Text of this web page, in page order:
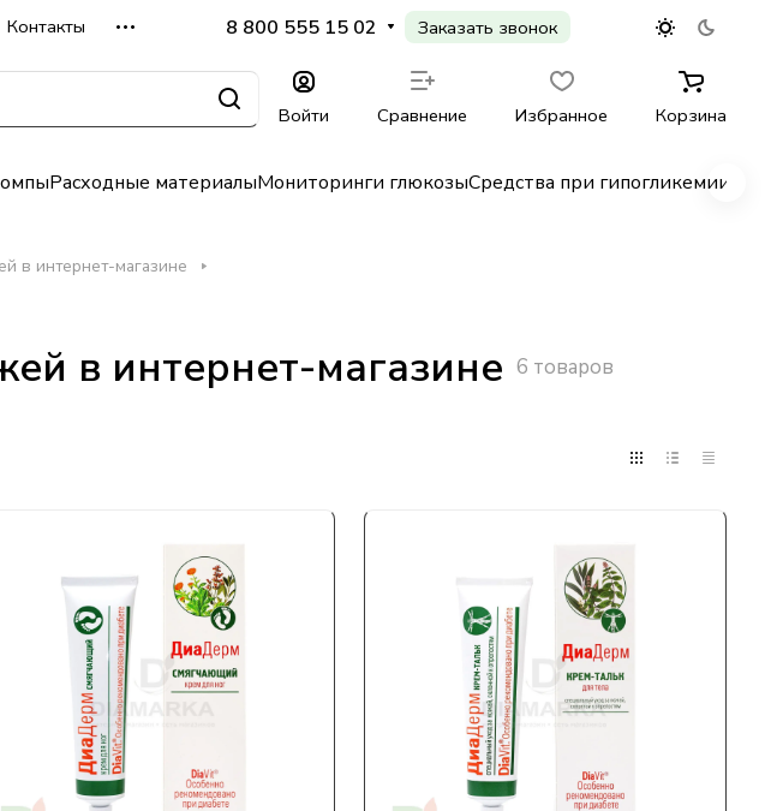
Контакты 8 800 555 15 02 Заказать звонок
Войти Сравнение Избранное Корзина
Расходные материалыМониторинги глюкозыСредства при гипогликемии
в интернет-магазине
в интернет-магазине 6 товаров